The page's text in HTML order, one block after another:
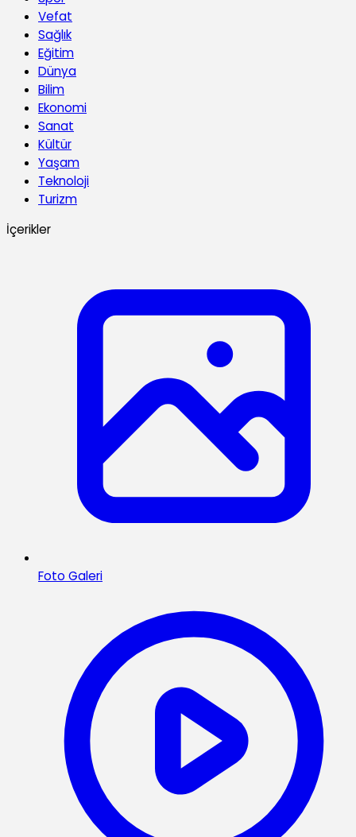
Vefat
Sağlık
Eğitim
Dünya
Bilim
Ekonomi
Sanat
Kültür
Yaşam
Teknoloji
Turizm
İçerikler
Foto Galeri